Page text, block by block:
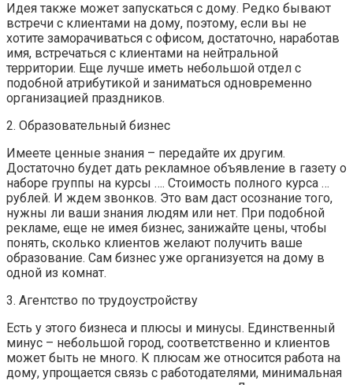
Идея также может запускаться с дому. Редко бывают
встречи с клиентами на дому, поэтому, если вы не
хотите заморачиваться с офисом, достаточно, наработав
имя, встречаться с клиентами на нейтральной
территории. Еще лучше иметь небольшой отдел с
подобной атрибутикой и заниматься одновременно
организацией праздников.
2. Образовательный бизнес
Имеете ценные знания – передайте их другим.
Достаточно будет дать рекламное объявление в газету о
наборе группы на курсы …. Стоимость полного курса …
рублей. И ждем звонков. Это вам даст осознание того,
нужны ли ваши знания людям или нет. При подобной
рекламе, еще не имея бизнес, занижайте цены, чтобы
понять, сколько клиентов желают получить ваше
образование. Сам бизнес уже организуется на дому в
одной из комнат.
3. Агентство по трудоустройству
Есть у этого бизнеса и плюсы и минусы. Единственный
минус – небольшой город, соответственно и клиентов
может быть не много. К плюсам же относится работа на
дому, упрощается связь с работодателями, минимальная